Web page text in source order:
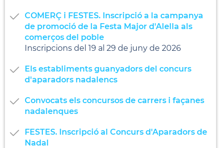
COMERÇ i FESTES. Inscripció a la campanya
de promoció de la Festa Major d'Alella als
comerços del poble
Inscripcions del 19 al 29 de juny de 2026
Els establiments guanyadors del concurs
d'aparadors nadalencs
Convocats els concursos de carrers i façanes
nadalenques
FESTES. Inscripció al Concurs d'Aparadors de
Nadal